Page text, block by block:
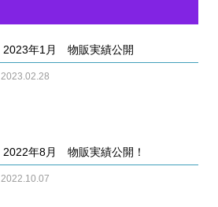
2023年1月 物販実績公開
2023.02.28
2022年8月 物販実績公開！
2022.10.07